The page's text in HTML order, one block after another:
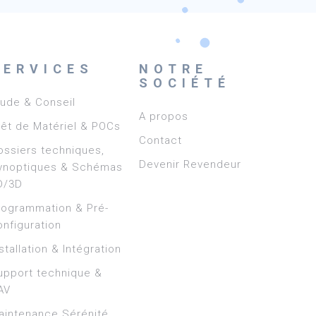
& Conseil
de Matériel & POCs
techniques,
& Schémas
3D
& Pré-
& Intégration
technique &
NOTRE
SOCIÉTÉ
A propos
Contact
Devenir Revendeur